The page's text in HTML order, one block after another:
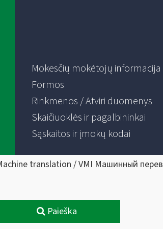
Mokesčių mokėtojų informacija
Formos
Rinkmenos / Atviri duomenys
Skaičiuoklės ir pagalbininkai
Sąskaitos ir įmokų kodai
translation / VMI Машинный
Paieška